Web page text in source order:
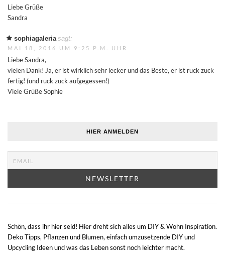
Liebe Grüße
Sandra
sophiagaleria sagt:
MAI 18, 2016 UM 9:25 P.M. UHR
Liebe Sandra,
vielen Dank! Ja, er ist wirklich sehr lecker und das Beste, er ist ruck zuck
fertig! (und ruck zuck aufgegessen!)
Viele Grüße Sophie
HIER ANMELDEN
Schön, dass ihr hier seid! Hier dreht sich alles um DIY & Wohn Inspiration.
Deko Tipps, Pflanzen und Blumen, einfach umzusetzende DIY und
Upcycling Ideen und was das Leben sonst noch leichter macht.